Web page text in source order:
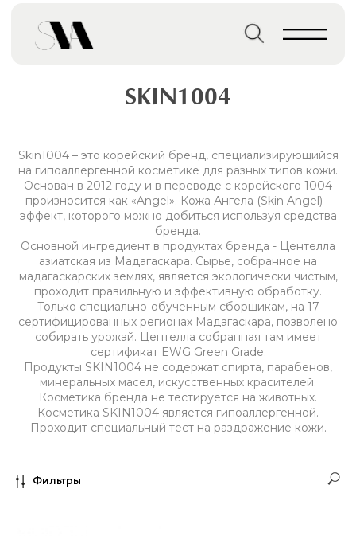
Главная страница BLITHE
SKIN1004
Skin1004 – это корейский бренд, специализирующийся
на гипоаллергенной косметике для разных типов кожи.
Основан в 2012 году и в переводе с корейского 1004
произносится как «Angel». Кожа Ангела (Skin Angel) –
эффект, которого можно добиться используя средства
бренда.
Основной ингредиент в продуктах бренда - Центелла
азиатская из Мадагаскара. Сырье, собранное на
мадагаскарских землях, является экологически чистым,
проходит правильную и эффективную обработку.
Только специально-обученным сборщикам, на 17
сертифицированных регионах Мадагаскара, позволено
собирать урожай. Центелла собранная там имеет
сертификат EWG Green Grade.
Продукты SKIN1004 не содержат спирта, парабенов,
минеральных масел, искусственных красителей.
Косметика бренда не тестируется на животных.
Косметика SKIN1004 является гипоаллергенной.
Проходит специальный тест на раздражение кожи.
Фильтры